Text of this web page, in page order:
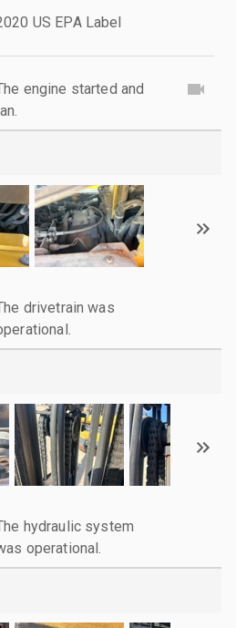
US EPA Label
engine started and
drivetrain was
hydraulic system
operational.